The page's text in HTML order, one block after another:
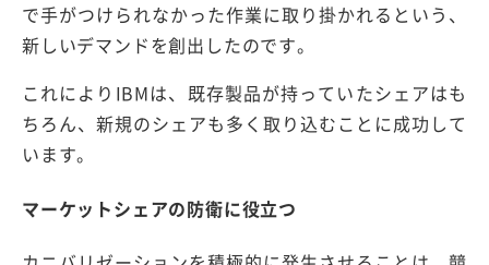
で手がつけられなかった作業に取り掛かれるという、
新しいデマンドを創出したのです。
これによりIBMは、既存製品が持っていたシェアはも
ちろん、新規のシェアも多く取り込むことに成功して
います。
マーケットシェアの防衛に役立つ